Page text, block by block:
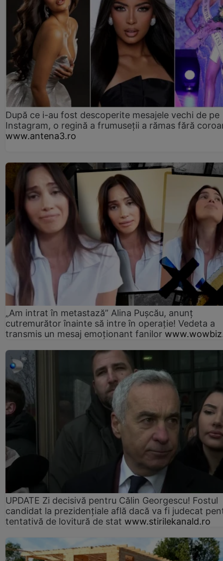
După ce i-au fost descoperite mesajele vechi de pe
Instagram, o regină a frumuseții a rămas fără
www.antena3.ro
„Am intrat în metastază” Alina Pușcău, anunț
cutremurător înainte să intre în operație! Vedeta a
transmis un mesaj emoționant fanilor
UPDATE Zi decisivă pentru Călin Georgescu! Fostul
candidat la prezidențiale află dacă va fi judecat
tentativă de lovitură de stat www.stirilekanald.ro